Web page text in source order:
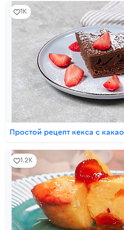
1K
Простой рецепт кекса с какао
1.2K